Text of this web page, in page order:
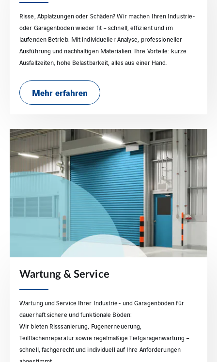
Risse, Abplatzungen oder Schäden? Wir machen Ihren Industrie-
oder Garagenboden wieder fit – schnell, effizient und im
laufenden Betrieb. Mit individueller Analyse, professioneller
Ausführung und nachhaltigen Materialien. Ihre Vorteile: kurze
Ausfallzeiten, hohe Belastbarkeit, alles aus einer Hand.
Mehr erfahren
Wartung & Service
Wartung und Service Ihrer Industrie- und Garagenböden für
dauerhaft sichere und funktionale Böden:
Wir bieten Risssanierung, Fugenerneuerung,
Teilflächenreparatur sowie regelmäßige Tiefgaragenwartung –
schnell, fachgerecht und individuell auf Ihre Anforderungen